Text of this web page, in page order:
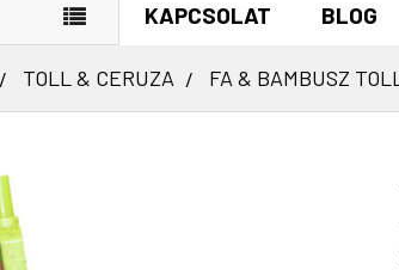
KAPCSOLAT BLOG
TOLL & CERUZA FA & BAMBUSZ TOLL